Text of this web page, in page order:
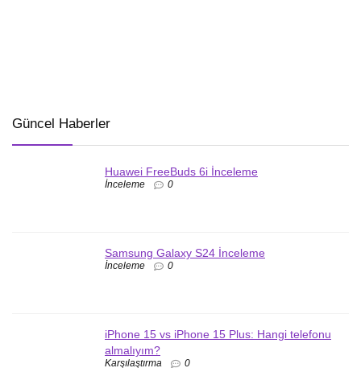
Güncel Haberler
Huawei FreeBuds 6i İnceleme
İnceleme 0
Samsung Galaxy S24 İnceleme
İnceleme 0
iPhone 15 vs iPhone 15 Plus: Hangi telefonu
almalıyım?
Karşılaştırma 0